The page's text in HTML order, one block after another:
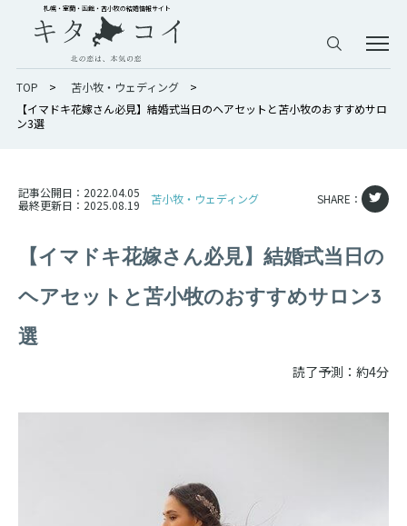
札幌・室蘭・函館・苫小牧の結婚情報サイト
TOP > 苫小牧・ウェディング>
【イマドキ花嫁さん必見】結婚式当日のヘアセットと苫小牧のおすすめサロ
ン3選
記事公開日： 2022.04.05
最終更新日： 2025.08.19 苫小牧・ウェディング SHARE：
【イマドキ花嫁さん必見】結婚式当日の
ヘアセットと苫小牧のおすすめサロン3
選
読了予測：約4分